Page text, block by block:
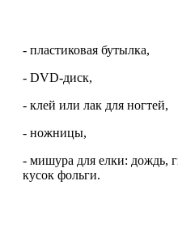
- пластиковая бутылка,
- DVD-диск,
- клей или лак для ногтей,
- ножницы,
- мишура для елки: дождь,
кусок фольги.